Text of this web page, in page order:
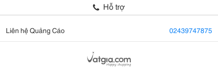
Hỗ trợ
Liên hệ Quảng Cáo 02439747875